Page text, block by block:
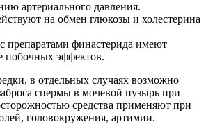
артериального давления.
на обмен глюкозы и холестерина
препаратами финастерида имеют
побочных эффектов.
в отдельных случаях возможно
спермы в мочевой пузырь при
средства применяют при
головокружения, артимии.